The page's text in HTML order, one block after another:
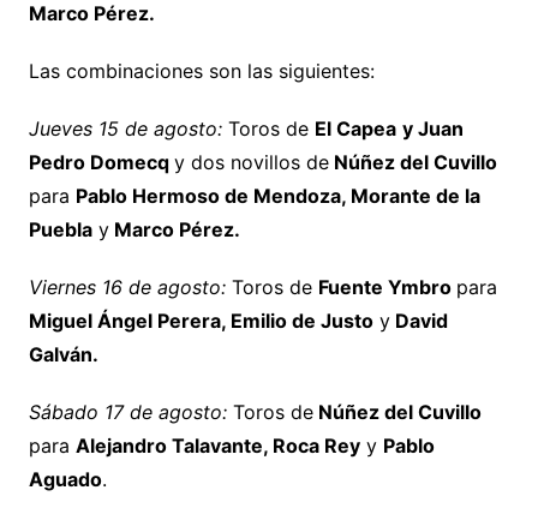
Marco Pérez.
Las combinaciones son las siguientes:
Jueves 15 de agosto: Toros de El Capea y Juan
Pedro Domecq y dos novillos deNúñez del Cuvillo
para Pablo Hermoso de Mendoza, Morante de la
PueblayMarco Pérez.
Viernes 16 de agosto: Toros de Fuente Ymbro para
Miguel Ángel Perera, Emilio de JustoyDavid
Galván.
Sábado 17 de agosto: Toros deNúñez del Cuvillo
para Alejandro Talavante, Roca Reyy Pablo
Aguado.